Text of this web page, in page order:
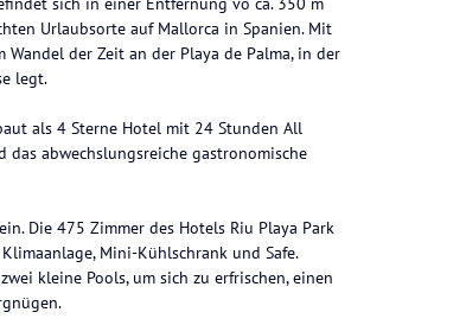
Urlaubsorte auf Mallorca in Spanien. Mit
der Zeit an der Playa de Palma, in der
legt.
als 4 Sterne Hotel mit 24 Stunden All
das abwechslungsreiche gastronomische
Die 475 Zimmer des Hotels Riu Playa Park
Mini-Kühlschrank und Safe.
kleine Pools, um sich zu erfrischen, einen